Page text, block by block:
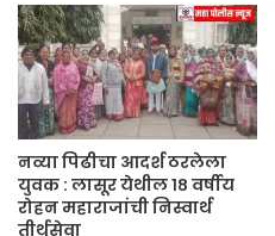
नव्या पिढीचा आदर्श ठरलेला
युवक : लासूर येथील १८ वर्षीय
रोहन महाराजांची निस्वार्थ
तीर्थसेवा